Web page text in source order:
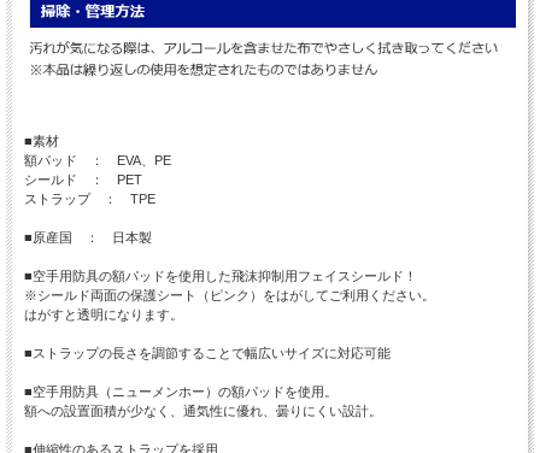
■素材
額パッド ： EVA、PE
シールド ： PET
ストラップ ： TPE
■原産国 ： 日本製
■空手用防具の額パッドを使用した飛沫抑制用フェイスシールド！
※シールド両面の保護シート（ピンク）をはがしてご利用ください。
はがすと透明になります。
■ストラップの長さを調節することで幅広いサイズに対応可能
■空手用防具（ニューメンホー）の額パッドを使用。
額への設置面積が少なく、通気性に優れ、曇りにくい設計。
■伸縮性のあるストラップを採用。